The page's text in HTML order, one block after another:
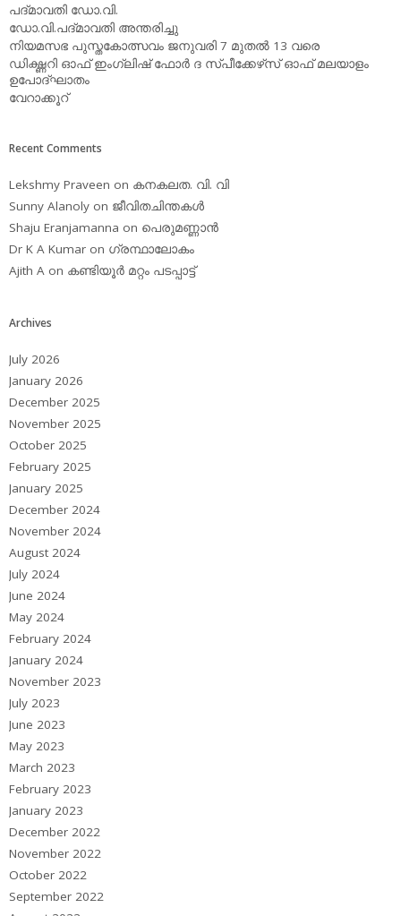
പദ്മാവതി ഡോ.വി.
ഡോ.വി.പദ്മാവതി അന്തരിച്ചു
നിയമസഭ പുസ്തകോത്സവം ജനുവരി 7 മുതല്‍ 13 വരെ
ഡിക്ഷ്ണറി ഓഫ് ഇംഗ്ലിഷ് ഫോര്‍ ദ സ്പീക്കേഴ്‌സ് ഓഫ് മലയാളം
ഉപോദ്ഘാതം
വേറാക്കൂറ്
Recent Comments
Lekshmy Praveen on കനകലത. വി. വി
Sunny Alanoly on ജീവിതചിന്തകള്‍
Shaju Eranjamanna on പെരുമണ്ണാന്‍
Dr K A Kumar on ഗ്രന്ഥാലോകം
Ajith A on കണ്ടിയൂര്‍ മറ്റം പടപ്പാട്ട്‌
Archives
July 2026
January 2026
December 2025
November 2025
October 2025
February 2025
January 2025
December 2024
November 2024
August 2024
July 2024
June 2024
May 2024
February 2024
January 2024
November 2023
July 2023
June 2023
May 2023
March 2023
February 2023
January 2023
December 2022
November 2022
October 2022
September 2022